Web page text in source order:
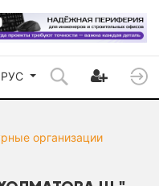
РУС
организации